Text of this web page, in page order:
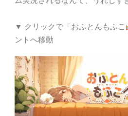
▼ クリックで「おふとんもふこ
ントへ移動